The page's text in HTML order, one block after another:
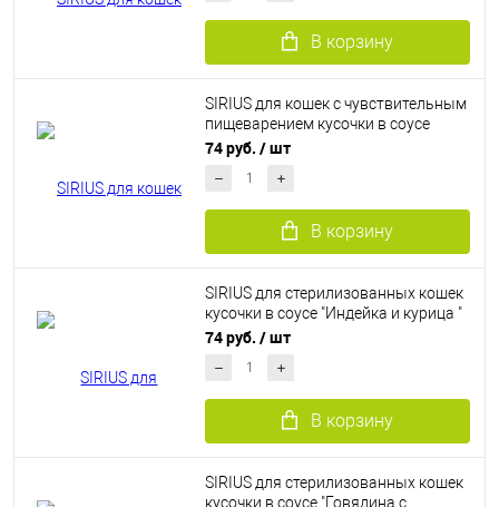
В корзину
SIRIUS для кошек с чувствительным
пищеварением кусочки в соусе
"Индейка с черникой" 85 г
74 руб. / шт
В корзину
SIRIUS для стерилизованных кошек
кусочки в соусе "Индейка и курица "
85 г
74 руб. / шт
В корзину
SIRIUS для стерилизованных кошек
кусочки в соусе "Говядина с